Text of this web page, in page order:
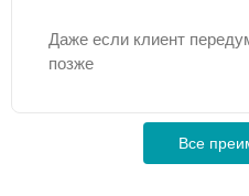
Даже если клиент
позже
Все